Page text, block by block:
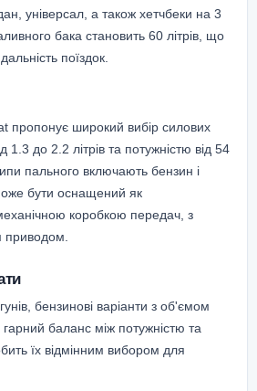
універсал, а також хетчбеки на 3
бака становить 60 літрів, що
поїздок.
пропонує широкий вибір силових
1.3 до 2.2 літрів та потужністю від 54
пального включають бензин і
бути оснащений як
коробкою передач, з
приводом.
бензинові варіанти з об'ємом
баланс між потужністю та
їх відмінним вибором для